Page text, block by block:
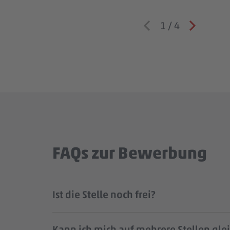
1 / 4
FAQs zur Bewerbung
Ist die Stelle noch frei?